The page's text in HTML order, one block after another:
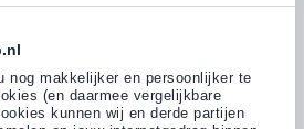
nog makkelijker en persoonlijker te
(en daarmee vergelijkbare
kunnen wij en derde partijen